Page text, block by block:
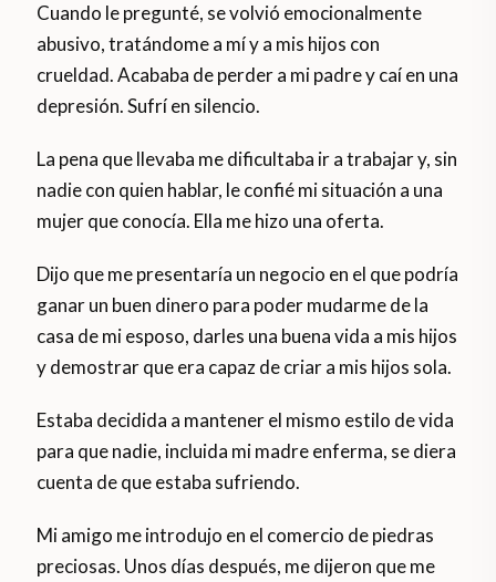
Cuando le pregunté, se volvió emocionalmente
abusivo, tratándome a mí y a mis hijos con
crueldad. Acababa de perder a mi padre y caí en una
depresión. Sufrí en silencio.
La pena que llevaba me dificultaba ir a trabajar y, sin
nadie con quien hablar, le confié mi situación a una
mujer que conocía. Ella me hizo una oferta.
Dijo que me presentaría un negocio en el que podría
ganar un buen dinero para poder mudarme de la
casa de mi esposo, darles una buena vida a mis hijos
y demostrar que era capaz de criar a mis hijos sola.
Estaba decidida a mantener el mismo estilo de vida
para que nadie, incluida mi madre enferma, se diera
cuenta de que estaba sufriendo.
Mi amigo me introdujo en el comercio de piedras
preciosas. Unos días después, me dijeron que me